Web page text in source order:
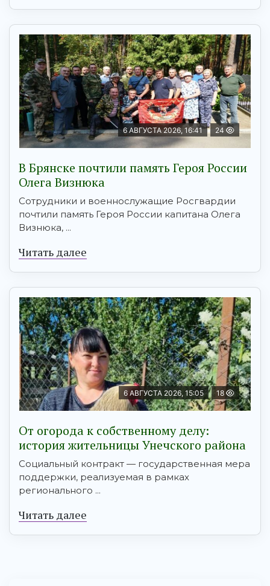
6 АВГУСТА 2026, 16:41 24
В Брянске почтили память Героя России
Олега Визнюка
Сотрудники и военнослужащие Росгвардии
почтили память Героя России капитана Олега
Визнюка, ...
Читать далее
6 АВГУСТА 2026, 15:05 18
От огорода к собственному делу:
история жительницы Унечского района
Социальный контракт — государственная мера
поддержки, реализуемая в рамках
регионального ...
Читать далее